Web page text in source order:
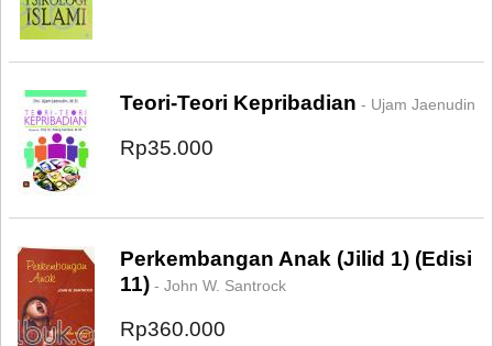
Teori-Teori Kepribadian - Ujam Jaenudin
Rp35.000
Perkembangan Anak (Jilid 1) (Edisi
11) - John W. Santrock
Rp360.000